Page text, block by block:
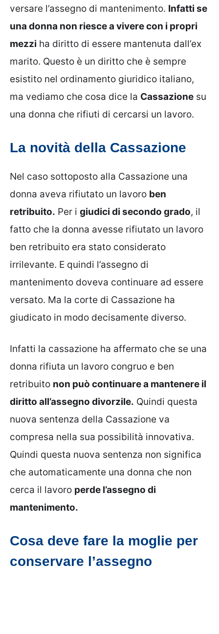
versare l’assegno di mantenimento. Infatti se
una donna non riesce a vivere con i propri
mezzi ha diritto di essere mantenuta dall’ex
marito. Questo è un diritto che è sempre
esistito nel ordinamento giuridico italiano,
ma vediamo che cosa dice la Cassazione su
una donna che rifiuti di cercarsi un lavoro.
La novità della Cassazione
Nel caso sottoposto alla Cassazione una
donna aveva rifiutato un lavoro ben
retribuito. Per i giudici di secondo grado, il
fatto che la donna avesse rifiutato un lavoro
ben retribuito era stato considerato
irrilevante. E quindi l’assegno di
mantenimento doveva continuare ad essere
versato. Ma la corte di Cassazione ha
giudicato in modo decisamente diverso.
Infatti la cassazione ha affermato che se una
donna rifiuta un lavoro congruo e ben
retribuito non può continuare a mantenere il
diritto all’assegno divorzile. Quindi questa
nuova sentenza della Cassazione va
compresa nella sua possibilità innovativa.
Quindi questa nuova sentenza non significa
che automaticamente una donna che non
cerca il lavoro perde l’assegno di
mantenimento.
Cosa deve fare la moglie per
conservare l’assegno